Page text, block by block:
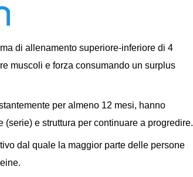
di allenamento superiore-inferiore di 4
muscoli e forza consumando un surplus
per almeno 12 mesi, hanno
e struttura per continuare a progredire.
dal quale la maggior parte delle persone